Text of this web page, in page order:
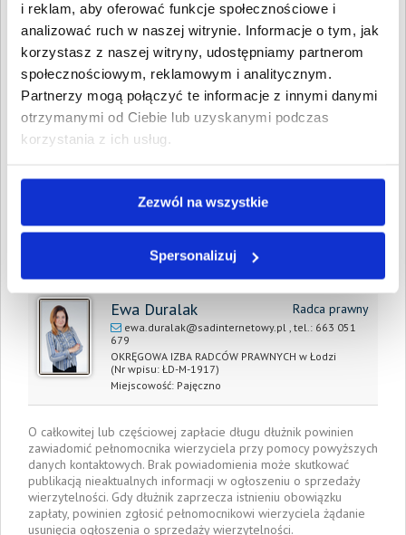
i reklam, aby oferować funkcje społecznościowe i
analizować ruch w naszej witrynie. Informacje o tym, jak
korzystasz z naszej witryny, udostępniamy partnerom
społecznościowym, reklamowym i analitycznym.
Partnerzy mogą połączyć te informacje z innymi danymi
otrzymanymi od Ciebie lub uzyskanymi podczas
korzystania z ich usług.
Zezwól na wszystkie
Spersonalizuj
W sumie: Wartość:12 491,47 PLN
Koszty sądowe:
Spłacono:
0,00 PLN
Całkowita
wartość wierzytelności:
16 279,86 PLN
Prawomocny nakaz
23 marca 2026
Pełnomocnik wierzyciela:
Ewa Duralak Radca prawny
ewa.duralak@sadinternetowy.pl , tel.: 663 051
679
OKRĘGOWA IZBA RADCÓW PRAWNYCH w Łodzi
(Nr wpisu: ŁD-M-1917)
Miejscowość: Pajęczno
O całkowitej lub częściowej zapłacie długu dłużnik powinien
zawiadomić pełnomocnika wierzyciela przy pomocy powyższych
danych kontaktowych. Brak powiadomienia może skutkować
publikacją nieaktualnych informacji w ogłoszeniu o sprzedaży
wierzytelności. Gdy dłużnik zaprzecza istnieniu obowiązku
zapłaty, powinien zgłosić pełnomocnikowi wierzyciela żądanie
usunięcia ogłoszenia o sprzedaży wierzytelności.